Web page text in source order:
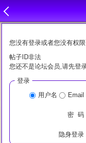
您没有登录或者您没有权
帖子ID非法
您还不是论坛会员,请先登
登录
用户名
Email
密 码
隐身登录